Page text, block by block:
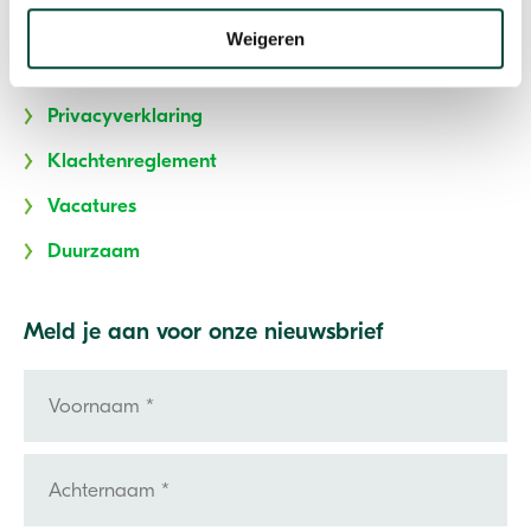
Weigeren
Algemene Voorwaarden
Privacyverklaring
Klachtenreglement
Vacatures
Duurzaam
Meld je aan voor onze nieuwsbrief